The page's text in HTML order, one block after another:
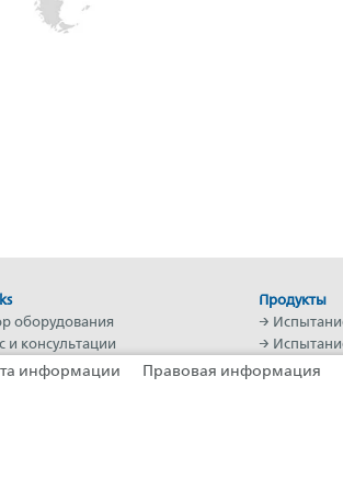
оборудования
и консультации
Продукты
→
→
кабеля
информации Правовая информация